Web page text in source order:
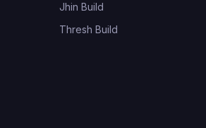
Jhin Build
Thresh Build